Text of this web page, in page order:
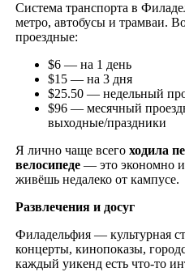
Система транспорта в
метро, автобусы и трамваи.
проездные:
$6 — на 1 день
$15 — на 3 дня
$25.50 — недельный
$96 — месячный
выходные/праздники
Я лично чаще всего ходила
велосипеде— это экономно и
живёшь недалеко от кампусе.
Развлечения и досуг
Филадельфия — культурная
концерты, кинопоказы,
каждый уикенд есть что-то